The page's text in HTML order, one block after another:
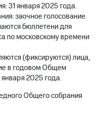
31 января 2025 года.
заочное голосование.
бюллетени для
по московскому времени
(фиксируются) лица,
в годовом Общем
2025 года.
Общего собрания